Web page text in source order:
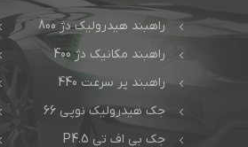
راهبند هیدرولیک دژ 800
راهبند مکانیک دژ 400
راهبند پر سرعت 440
جک هیدرولیک نوپی 66
جک بی اف تی P4.5